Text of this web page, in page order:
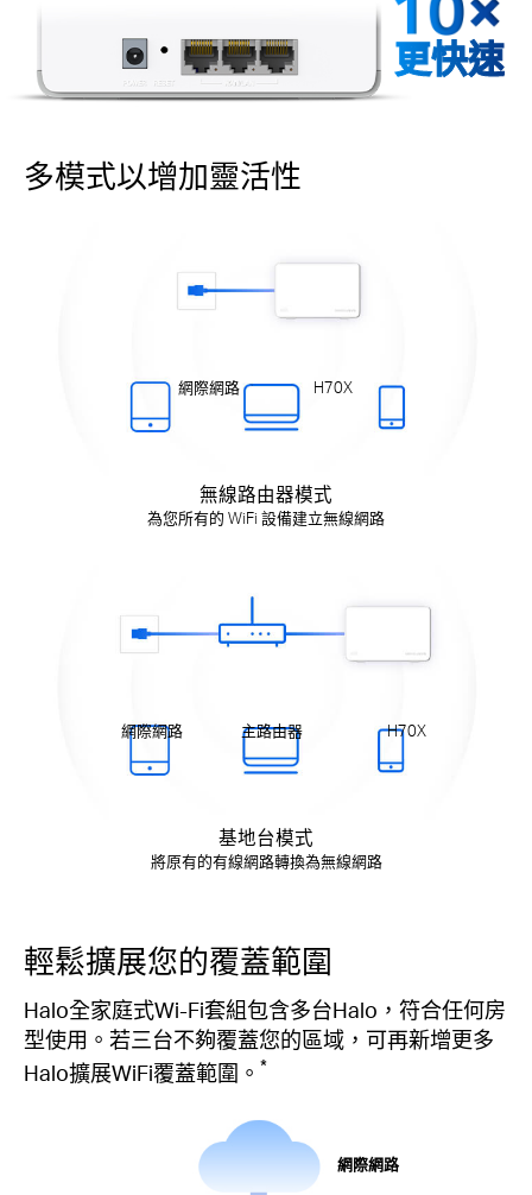
更快速
多模式以增加靈活性
網際網路 H70X
無線路由器模式
為您所有的 WiFi 設備建立無線網路
網際網路 主路由器 H70X
基地台模式
將原有的有線網路轉換為無線網路
輕鬆擴展您的覆蓋範圍
Halo全家庭式Wi-Fi套組包含多台Halo，符合任何房
型使用。若三台不夠覆蓋您的區域，可再新增更多
Halo擴展WiFi覆蓋範圍。 *
網際網路